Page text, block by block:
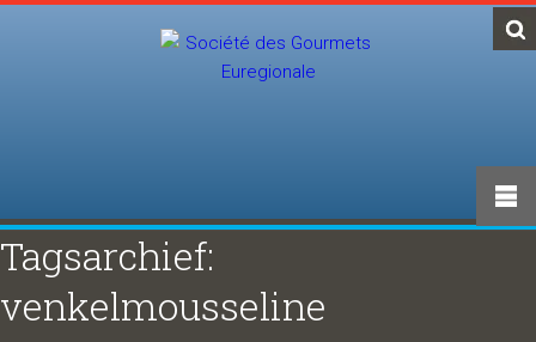
Tagsarchief:
venkelmousseline